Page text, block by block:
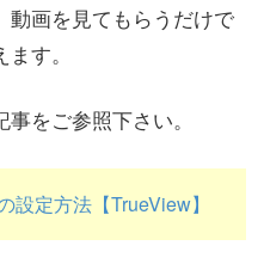
動画を見てもらうだけで
す。
をご参照下さい。
定方法【TrueView】